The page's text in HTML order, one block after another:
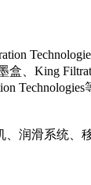
盒、King
Technologies
润滑系统、